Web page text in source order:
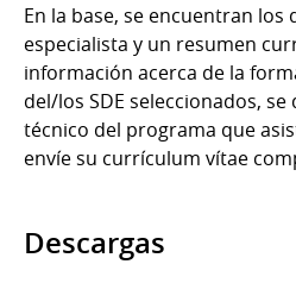
En la base, se encuentran los
especialista y un resumen
información acerca de la
del/los SDE seleccionados,
técnico del programa que
envíe su currículum vítae
Descargas